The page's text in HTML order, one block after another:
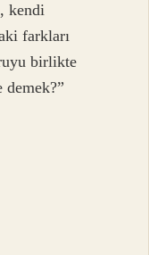
kendi
farkları
birlikte